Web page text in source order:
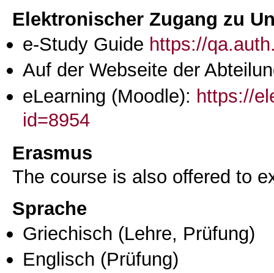
Elektronischer Zugang zu
e-Study Guide https://
Auf der Webseite der
eLearning (Moodle): https://
id=8954
Erasmus
The course is also offered to
Sprache
Griechisch (Lehre, Prüfung)
Englisch (Prüfung)